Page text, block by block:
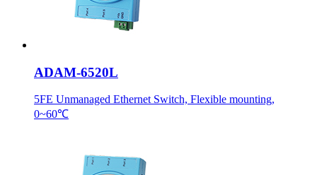
ADAM-6520L
5FE Unmanaged Ethernet Switch, Flexible mounting,
0~60℃